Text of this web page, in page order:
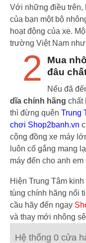
Với những điều trên,
của bạn một bộ
hoạt động của xe.
trường Việt Nam
2
Mua
đâu
Nếu đã
dĩa chính hãng chất
thì đừng quên Trung
chơi Shop2banh.vn
cộng đồng xe máy
luôn cố gắng mang
máy đến cho anh em
Hiện Trung Tâm
tùng chính hãng nổi
cầu hãy đến ngay
và thay mới nhông
Hệ thống 0 cửa